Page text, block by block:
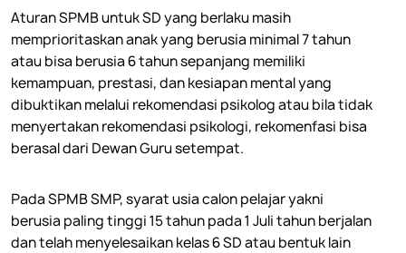
Aturan SPMB untuk SD yang berlaku masih
memprioritaskan anak yang berusia minimal 7 tahun
atau bisa berusia 6 tahun sepanjang memiliki
kemampuan, prestasi, dan kesiapan mental yang
dibuktikan melalui rekomendasi psikolog atau bila tidak
menyertakan rekomendasi psikologi, rekomenfasi bisa
berasal dari Dewan Guru setempat.
Pada SPMB SMP, syarat usia calon pelajar yakni
berusia paling tinggi 15 tahun pada 1 Juli tahun berjalan
dan telah menyelesaikan kelas 6 SD atau bentuk lain